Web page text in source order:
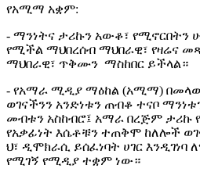
የአሚማ አቋም:
- ማንነትና ታሪኩን አውቆ፣ የሚኖርበትን
የሚችል ማህበረሰብ ማህበራዊ፣ የዛሬና
ማህበራዊ፣ ጥቅሙን ማስከበር ይችላል።
- የአማራ ሚዲያ ማዕከል (አሚማ)
ወገናችንን አንድነቱን ጠብቆ ተናቦ
መብቱን አስከብሮ፤ አማራ በረጅም ታሪኩ
የአቃፊነት እሴቶቹን ተጠቅሞ ከለሎች
ህ፣ ዲሞክራሲ ይሰፈነባት ሀገር እንዲገነባ
የሚገኝ የሚዲያ ተቋም ነው።